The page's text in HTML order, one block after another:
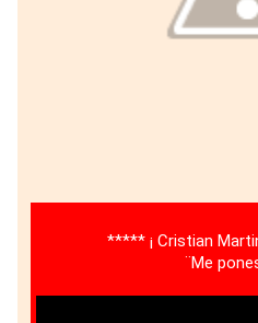
***** ¡ Cristian
¨Me